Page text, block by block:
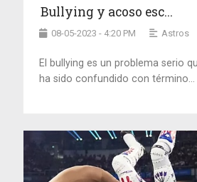
Bullying y acoso esc...
08-05-2023 - 4:20 PM Astros
El bullying es un problema serio
ha sido confundido con término...